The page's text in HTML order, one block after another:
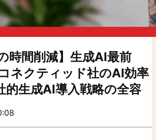
時間削減】生成AI最前
ネクティッド社のAI効率
的生成AI導入戦略の全容